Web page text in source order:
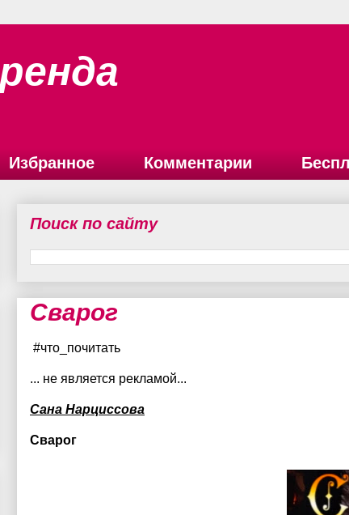
Избранное Комментарии
Поиск по сайту
Сварог
#что_почитать
... не является рекламой...
Сана Нарциссова
Сварог